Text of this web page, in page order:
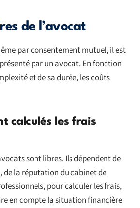
de l’avocat
par consentement mutuel, il est
par un avocat. En fonction
et de sa durée, les coûts
calculés les frais
sont libres. Ils dépendent de
de la réputation du cabinet de
pour calculer les frais,
en compte la situation financière